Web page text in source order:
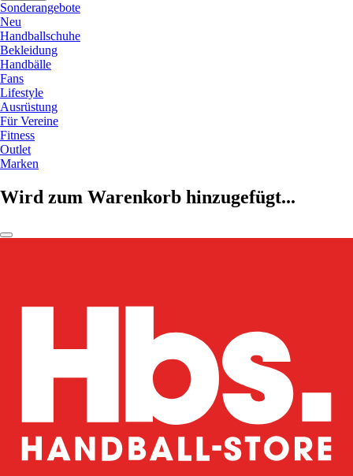
Sonderangebote
Neu
Handballschuhe
Bekleidung
Handbälle
Fans
Lifestyle
Ausrüstung
Für Vereine
Fitness
Outlet
Marken
Wird zum Warenkorb hinzugefügt...